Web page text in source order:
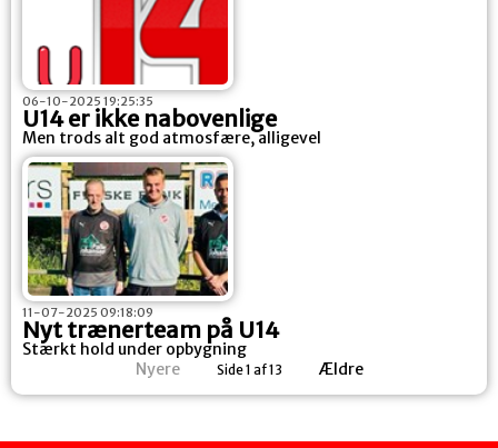
06-10-2025 19:25:35
U14 er ikke nabovenlige
Men trods alt god atmosfære, alligevel
11-07-2025 09:18:09
Nyt trænerteam på U14
Stærkt hold under opbygning
Nyere
Side 1 af 13 Ældre